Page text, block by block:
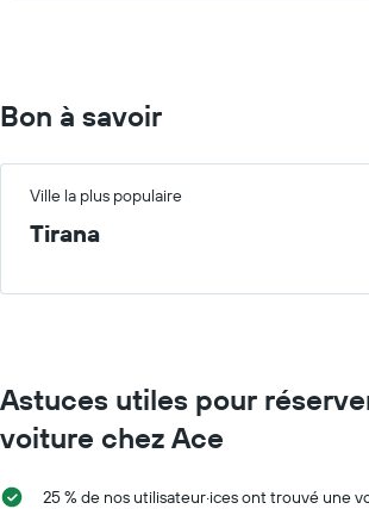
Bon à savoir
Ville la plus populaire
Tirana
Astuces utiles pour
voiture chez Ace
25 % de nos utilisateur·ices ont trouvé une